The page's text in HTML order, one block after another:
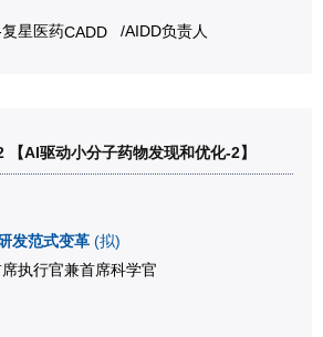
复星医药CADD /AIDD负责人
【AI驱动小分子药物发现和优化-2】
发范式变革 (拟)
执行官兼首席科学官